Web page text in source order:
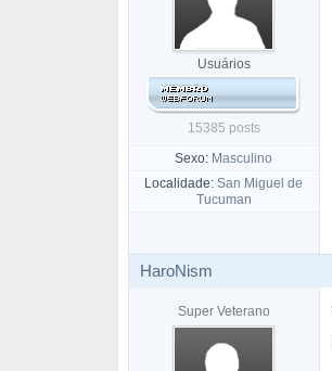
Usuários
15385 posts
Sexo: Masculino
Localidade: San Miguel de
Tucuman
HaroNism
Super Veterano